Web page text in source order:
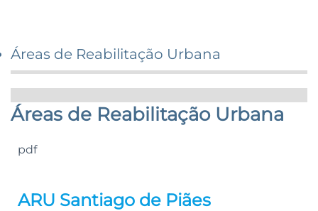
Áreas de Reabilitação Urbana
Áreas de Reabilitação Urbana
pdf
ARU Santiago de Piães